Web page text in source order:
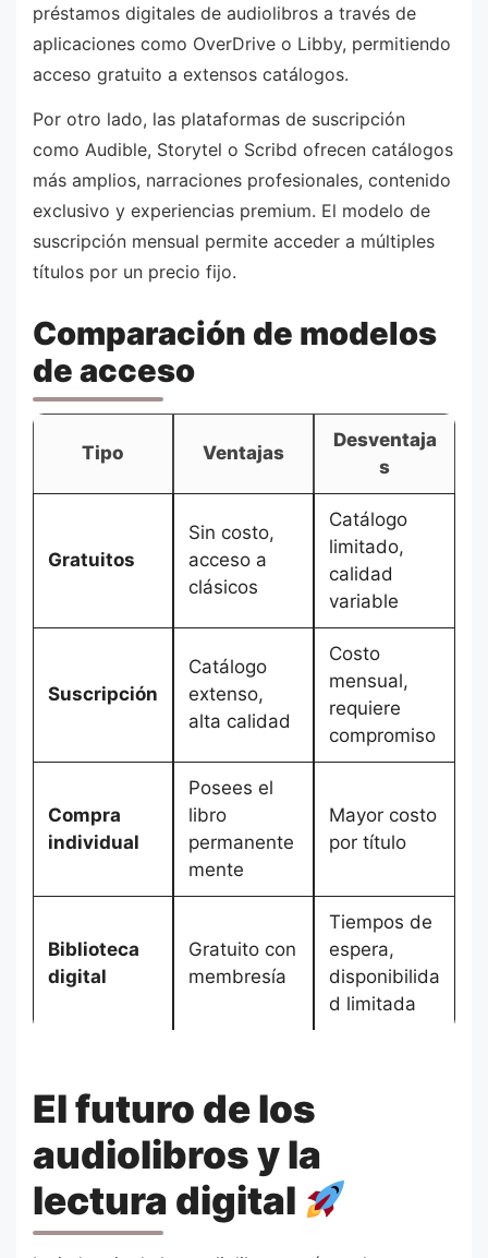
préstamos digitales de audiolibros a través de
aplicaciones como OverDrive o Libby, permitiendo
acceso gratuito a extensos catálogos.
Por otro lado, las plataformas de suscripción
como Audible, Storytel o Scribd ofrecen catálogos
más amplios, narraciones profesionales, contenido
exclusivo y experiencias premium. El modelo de
suscripción mensual permite acceder a múltiples
títulos por un precio fijo.
Comparación de modelos
de acceso
Tipo Ventajas
Desventaja
s
Gratuitos
Sin costo,
acceso a
clásicos
Catálogo
limitado,
calidad
variable
Suscripción
Catálogo
extenso,
alta calidad
Costo
mensual,
requiere
compromiso
Compra
individual
Posees el
libro
permanente
mente
Mayor costo
por título
Biblioteca
digital
Gratuito con
membresía
Tiempos de
espera,
disponibilida
d limitada
El futuro de los
audiolibros y la
lectura digital